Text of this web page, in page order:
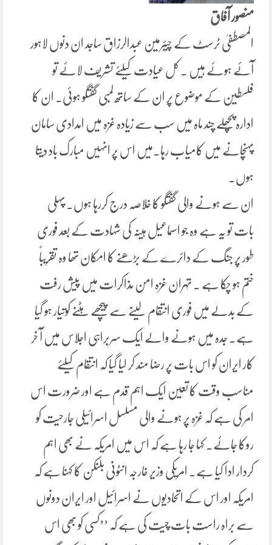
منصور آفاق
المصطفیٰ ٹرسٹ کے چیئرمین عبدالرزاق ساجد ان دنوں لاہور
آئے ہوئے ہیں ۔ کل عیادت کیلئے تشریف لائے تو
فلسطین کے موضوع پر ان کے ساتھ لمبی گفتگو ہوئی۔ ان کا
ادارہ پچھلے چند ماہ میں سب سے زیادہ غزہ میں امدادی سامان
پہنچانے میں کامیاب رہا۔میں اس پر انہیں مبارک باد دیتا
ہوں۔
ان سے ہونے والی گفتگو کا خلاصہ درج کررہا ہوں۔ پہلی
بات تو یہ ہے وہ جو اسماعیل ہینہ کی شہادت کے بعد فوری
طور پر جنگ کے دائرے کے بڑھنے کا امکان تھا وہ تقریباً
ختم ہو چکا ہے ۔ تہران غزہ امن مذاکرات میں پیش رفت
کے بدلے میں فوری انتقام لینے سے پیچھے ہٹنے کوتیار ہو گیا
ہے۔ جدہ میں ہونے والے ایک سربراہی اجلاس میں آ خر
کار ایران کو اس بات پر رضا مند کر لیا گیا کہ انتقام کیلئے
مناسب وقت کا تعین ایک اہم قدم ہے اور ضرورت اس
امر کی ہے کہ غزہ پر ہونے والی مسلسل اسرائیلی جارحیت کو
روکا جائے۔ کہا جا رہا ہے کہ اس میں امریکہ نے بھی اہم
کردار ادا کیا ہے۔ امریکی وزیر خارجہ انٹونی بلنکن کا کہنا ہے کہ
امریکہ اور اس کے اتحادیوں نے اسرائیل اور ایران دونوں
سے براہ راست بات چیت کی ہے کہ ’’کسی کو بھی اس